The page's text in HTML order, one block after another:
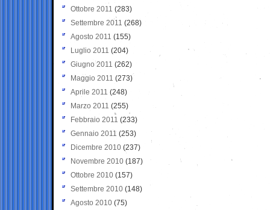
Ottobre 2011 (283)
Settembre 2011 (268)
Agosto 2011 (155)
Luglio 2011 (204)
Giugno 2011 (262)
Maggio 2011 (273)
Aprile 2011 (248)
Marzo 2011 (255)
Febbraio 2011 (233)
Gennaio 2011 (253)
Dicembre 2010 (237)
Novembre 2010 (187)
Ottobre 2010 (157)
Settembre 2010 (148)
Agosto 2010 (75)